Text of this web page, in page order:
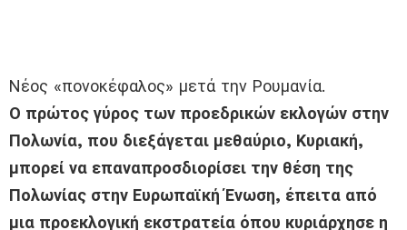
Νέος «πονοκέφαλος» μετά την Ρουμανία.
Ο πρώτος γύρος των προεδρικών εκλογών στην
Πολωνία, που διεξάγεται μεθαύριο, Κυριακή,
μπορεί να επαναπροσδιορίσει την θέση της
Πολωνίας στην Ευρωπαϊκή Ένωση, έπειτα από
μια προεκλογική εκστρατεία όπου κυριάρχησε η